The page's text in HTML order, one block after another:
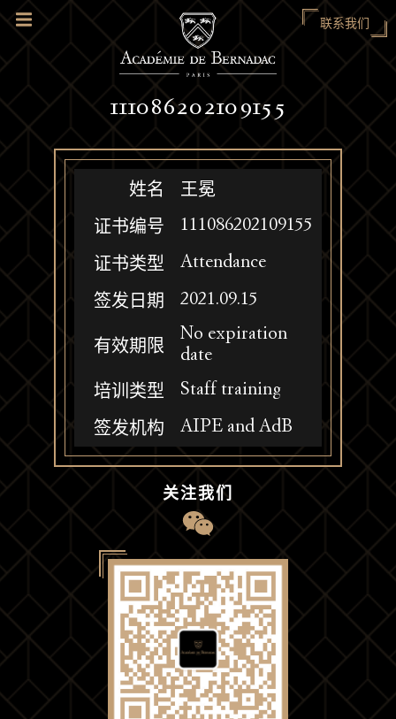
联系我们
111086202109155
姓名 王冕
证书编号 111086202109155
证书类型 Attendance
签发日期 2021.09.15
有效期限
No expiration
date
培训类型 Staff training
签发机构 AIPE and AdB
关注我们